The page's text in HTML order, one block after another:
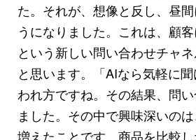
た。それが、想像と反し、昼
うになりました。これは、顧
という新しい問い合わせチャ
と思います。「AIなら気軽に
われ方ですね。その結果、問
ました。その中で興味深いの
増えたことです。商品を比較